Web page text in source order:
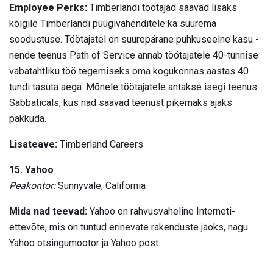
Employee Perks: Timberlandi töötajad saavad lisaks
kõigile Timberlandi püügivahenditele ka suurema
soodustuse. Töötajatel on suurepärane puhkuseelne kasu -
nende teenus Path of Service annab töötajatele 40-tunnise
vabatahtliku töö tegemiseks oma kogukonnas aastas 40
tundi tasuta aega. Mõnele töötajatele antakse isegi teenus
Sabbaticals, kus nad saavad teenust pikemaks ajaks
pakkuda.
Lisateave: Timberland Careers
15. Yahoo
Peakontor:Sunnyvale, California
Mida nad teevad: Yahoo on rahvusvaheline Interneti-
ettevõte, mis on tuntud erinevate rakenduste jaoks, nagu
Yahoo otsingumootor ja Yahoo post.